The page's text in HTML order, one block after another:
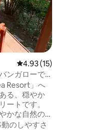
価
レビュー15件、5つ
4.93 (15)
ンガローで
Resort」へ
る、穏やか
ートです。
かな自然の
ビーチを散
のしやすさ